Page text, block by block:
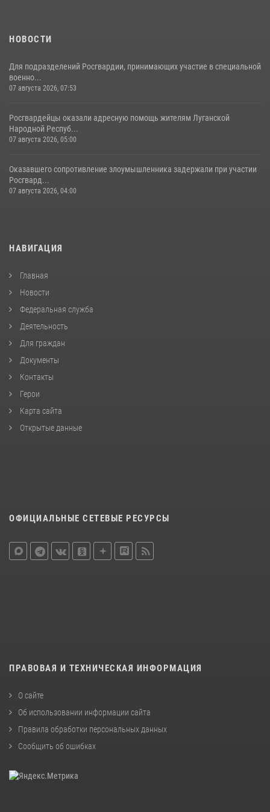
НОВОСТИ
Для подразделений Росгвардии, принимающих участие в специальной
военно...
07 августа 2026, 07:53
Росгвардейцы оказали адресную помощь жителям Луганской
Народной Респуб...
07 августа 2026, 05:00
Оказавшего сопротивление злоумышленника задержали при участии
Росгвард...
07 августа 2026, 04:00
НАВИГАЦИЯ
Главная
Новости
Федеральная служба
Деятельность
Для граждан
Документы
Контакты
Герои
Карта сайта
Открытые данные
ОФИЦИАЛЬНЫЕ СЕТЕВЫЕ РЕСУРСЫ
ПРАВОВАЯ И ТЕХНИЧЕСКАЯ ИНФОРМАЦИЯ
О сайте
Об использовании информации сайта
Правила обработки персональных данных
Сообщить об ошибках